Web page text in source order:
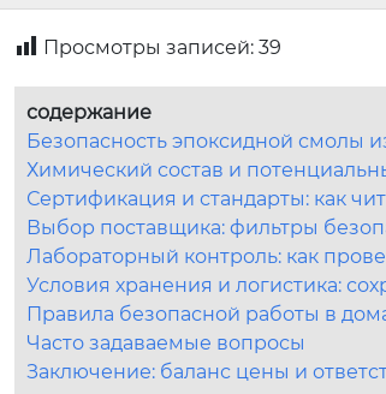
Просмотры записей: 39
содержание
Безопасность эпоксидной смолы
Химический состав и
Сертификация и стандарты: как
Выбор поставщика: фильтры
Лабораторный контроль: как
Условия хранения и логистика:
Правила безопасной работы в
Часто задаваемые вопросы
Заключение: баланс цены и